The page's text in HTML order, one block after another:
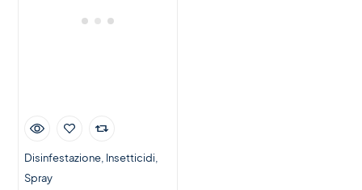
Disinfestazione Insetticidi
Spray